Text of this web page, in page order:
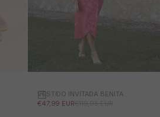
VESTIDO INVITADA BENITA
PRECIO DE OFERTA
€47,99 EURPRECIO NORMAL
€119,95 EUR